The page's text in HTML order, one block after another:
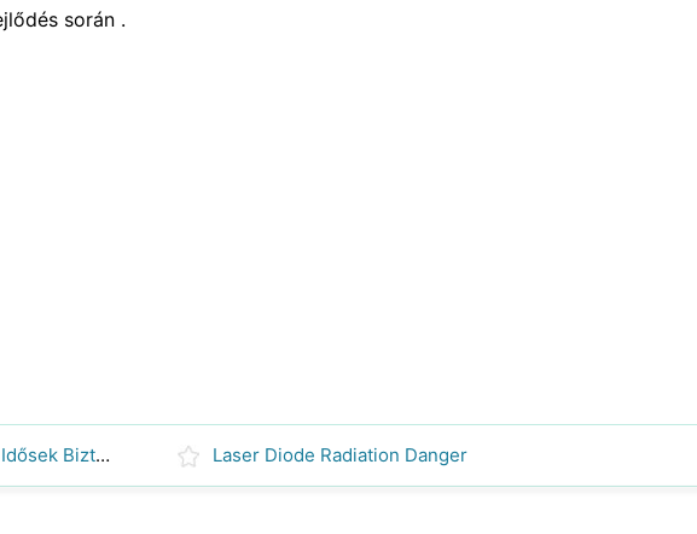
során .
Hogyan hozzuk tudatosság Idősek Biztonsági kérdések a közösségi Laser Diode Radiation Danger